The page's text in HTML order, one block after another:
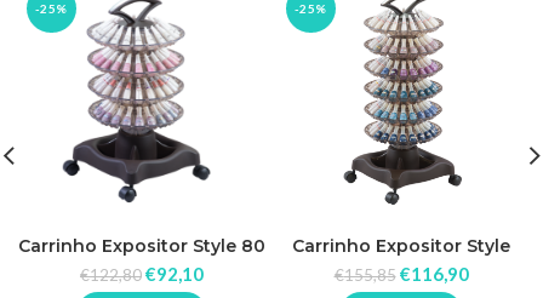
-25%
Carrinho Expositor Style 80
Cores Dompel
€122,80€92,10
-25%
Carrinho Expositor Style
120 Cores Dompel
€155,85 €116,90